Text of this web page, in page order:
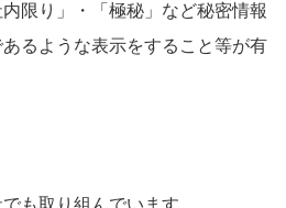
限り」・「極秘」など秘密情報
るような表示をすること等が有
も取り組んでいます。